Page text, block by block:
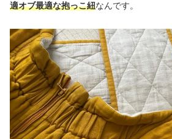
適オブ最適な抱っこ紐なんです。